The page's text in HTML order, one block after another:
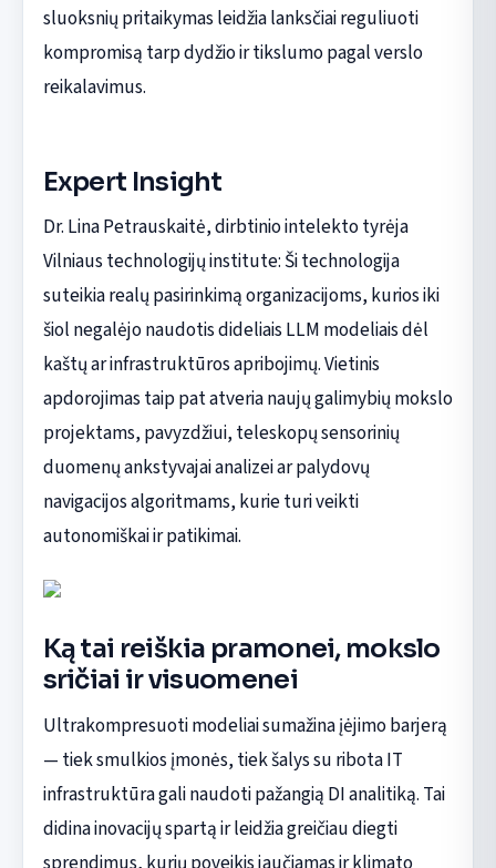
sluoksnių pritaikymas leidžia lanksčiai reguliuoti
kompromisą tarp dydžio ir tikslumo pagal verslo
reikalavimus.
Expert Insight
Dr. Lina Petrauskaitė, dirbtinio intelekto tyrėja
Vilniaus technologijų institute: Ši technologija
suteikia realų pasirinkimą organizacijoms, kurios iki
šiol negalėjo naudotis dideliais LLM modeliais dėl
kaštų ar infrastruktūros apribojimų. Vietinis
apdorojimas taip pat atveria naujų galimybių mokslo
projektams, pavyzdžiui, teleskopų sensorinių
duomenų ankstyvajai analizei ar palydovų
navigacijos algoritmams, kurie turi veikti
autonomiškai ir patikimai.
Ką tai reiškia pramonei, mokslo
sričiai ir visuomenei
Ultrakompresuoti modeliai sumažina įėjimo barjerą
— tiek smulkios įmonės, tiek šalys su ribota IT
infrastruktūra gali naudoti pažangią DI analitiką. Tai
didina inovacijų spartą ir leidžia greičiau diegti